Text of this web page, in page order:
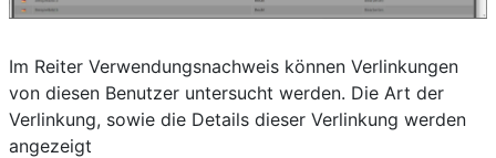
Im Reiter Verwendungsnachweis können Verlinkungen
von diesen Benutzer untersucht werden. Die Art der
Verlinkung, sowie die Details dieser Verlinkung werden
angezeigt